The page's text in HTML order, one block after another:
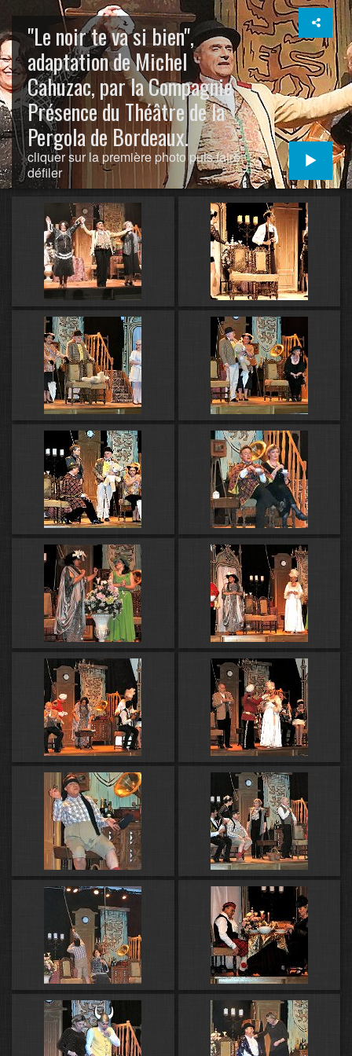
"Le noir te va si bien",
adaptation de Michel
Cahuzac, par la Compagnie
Présence du Théâtre de la
Pergola de Bordeaux.
cliquer sur la première photo puis faire
défiler